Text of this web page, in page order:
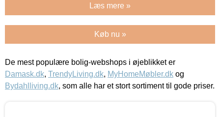
Læs mere »
Køb nu »
De mest populære bolig-webshops i øjeblikket er
Damask.dk, TrendyLiving.dk, MyHomeMøbler.dk og
Bydahlliving.dk, som alle har et stort sortiment til gode priser.